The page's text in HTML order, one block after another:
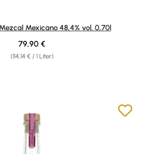
Mexicano 48,4% vol. 0,70l
(114,14 € / 1 Liter)
Regulärer Preis:
79,90 €